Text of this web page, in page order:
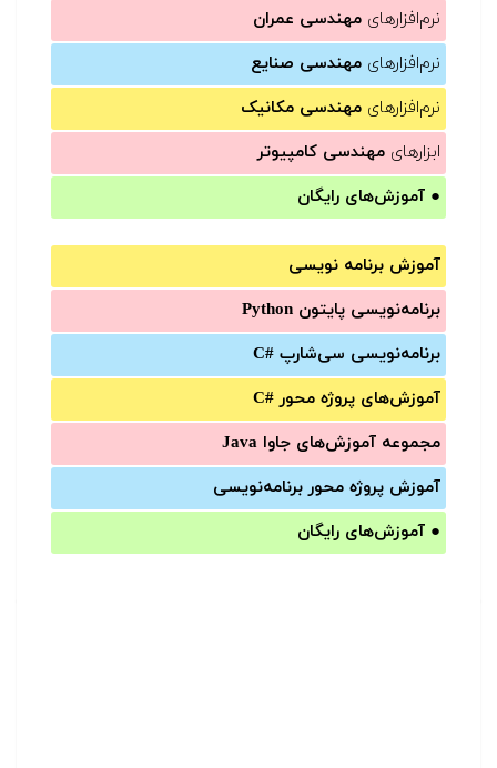
نرم‌افزارهای مهندسی عمران
نرم‌افزارهای مهندسی صنایع
نرم‌افزارهای مهندسی مکانیک
ابزارهای مهندسی کامپیوتر
● آموزش‌های رایگان
آموزش برنامه نویسی
برنامه‌نویسی پایتون Python
برنامه‌‌نویسی سی‌شارپ C#‎
آموزش‌های پروژه محور #C
مجموعه آموزش‌های جاوا Java
آموزش‌ پروژه محور برنامه‌نویسی
● آموزش‌های رایگان